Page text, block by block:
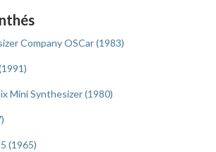
Company OSCar (1983)
Mini Synthesizer (1980)
(1965)